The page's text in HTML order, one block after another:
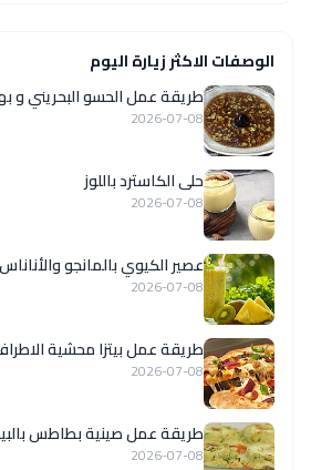
الوصفات الاكثر زيارة اليوم
طريقة عمل الحسو البحريني و
2026-07-08
حلى الكاسترد باللوز
2026-07-08
عصير الكيوي بالمانجو والأناناس
2026-07-08
طريقة عمل بيتزا محشية
2026-07-08
طريقة عمل صينية بطاطس
2026-07-08